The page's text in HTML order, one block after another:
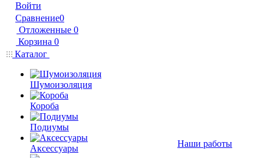
Войти
Сравнение0
Отложенные 0
Корзина 0
Каталог
Шумоизоляция
Короба
Подиумы
Аксессуары
Наши работы